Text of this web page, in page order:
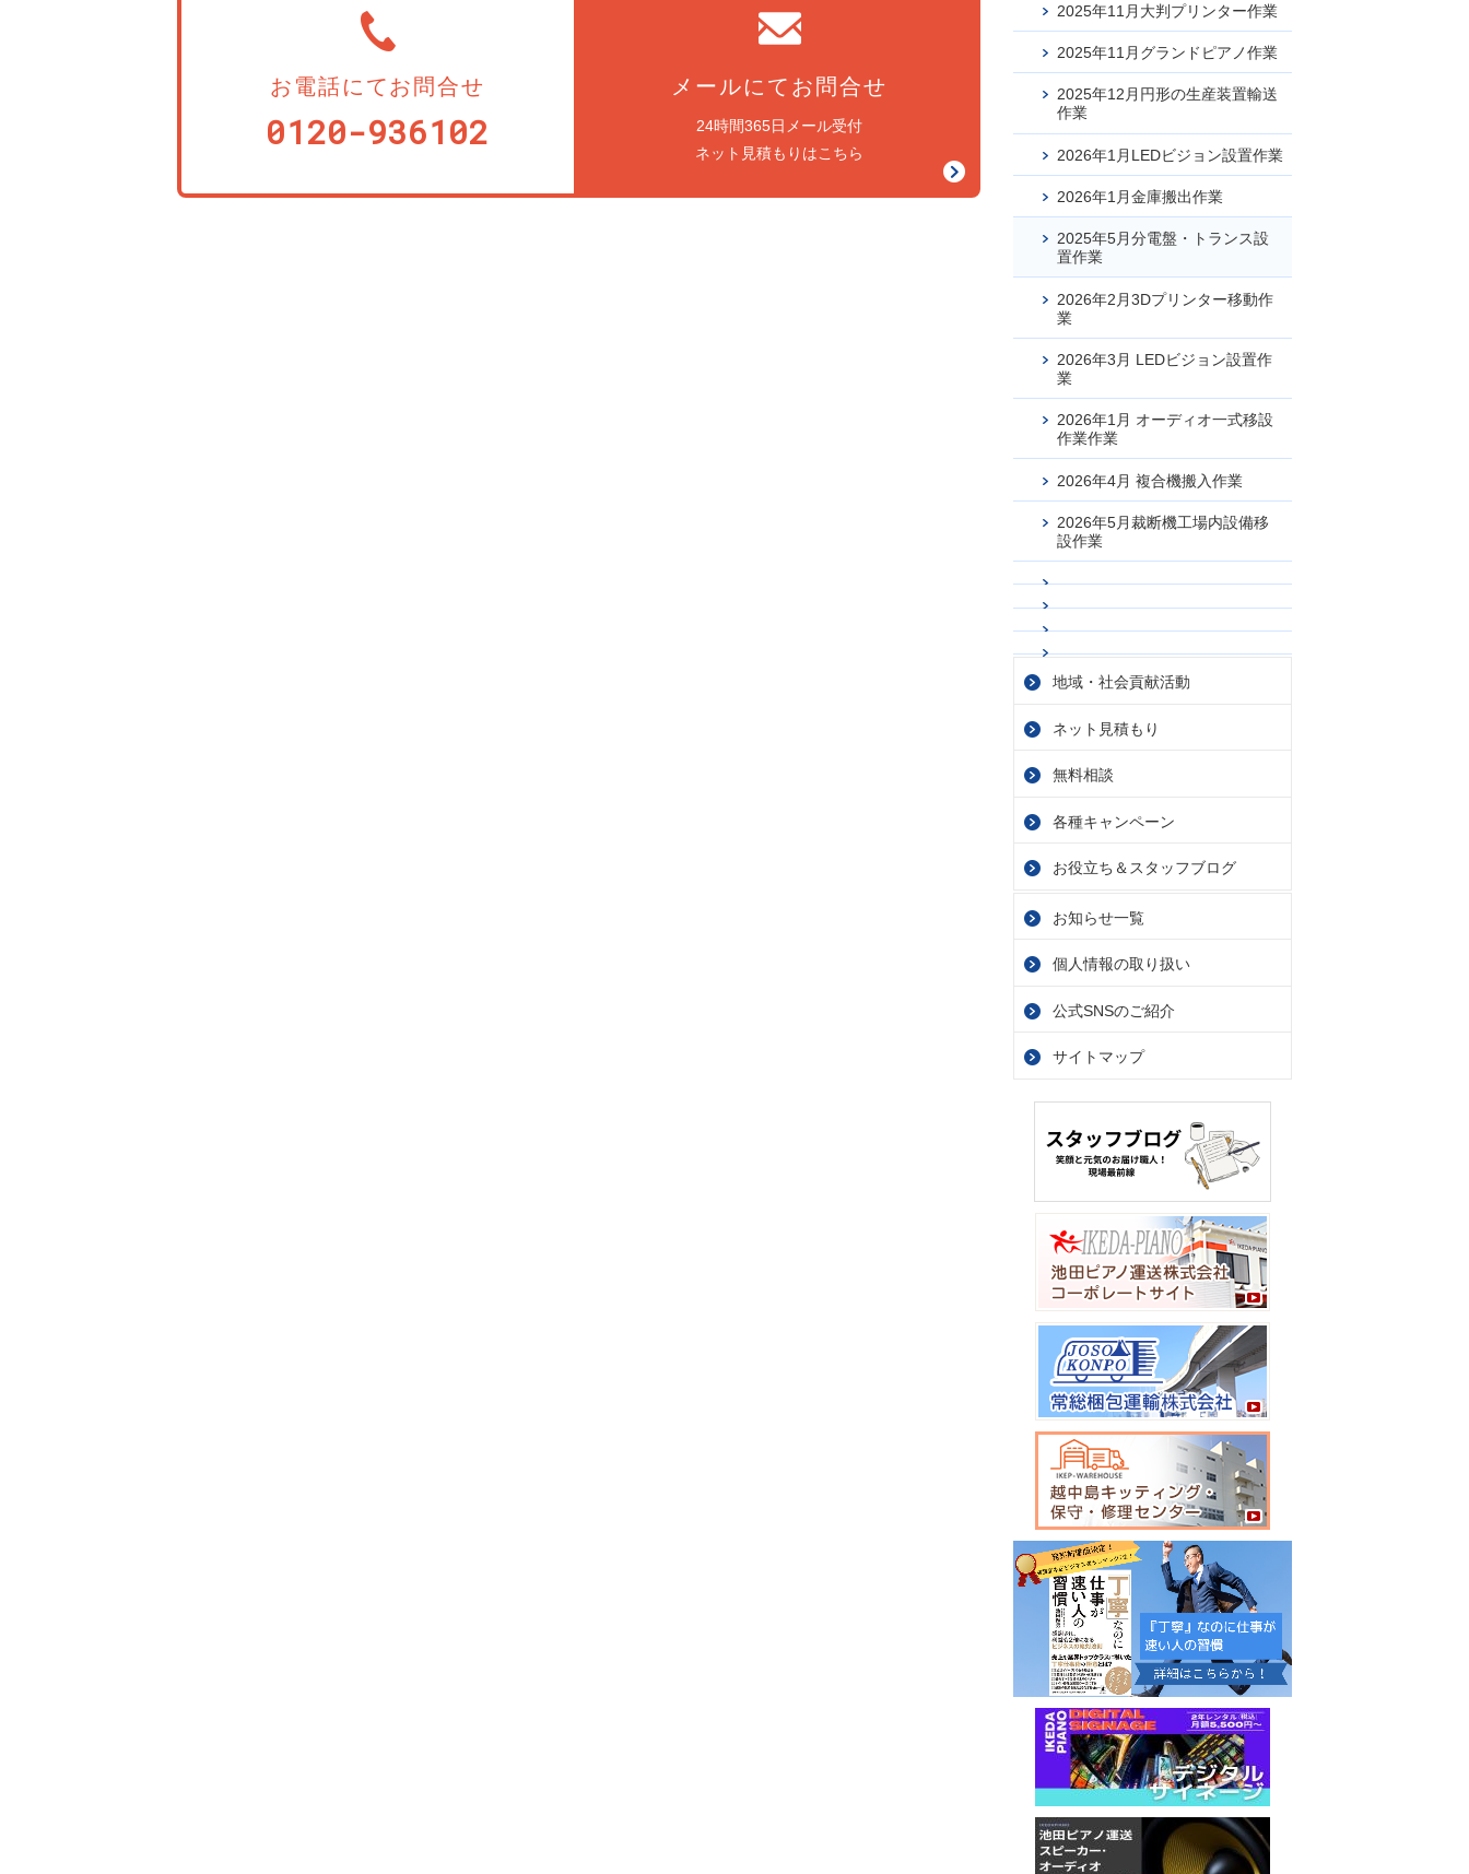
お電話にてお問合せ
0120-936102
メールにてお問合せ
24時間365日メール受付
ネット見積もりはこちら
2025年11月大判プリンター作業
2025年11月グランドピアノ作業
2025年12月円形の生産装置輸送
作業
2026年1月LEDビジョン設置作業
2026年1月金庫搬出作業
2025年5月分電盤・トランス設
置作業
2026年2月3Dプリンター移動作
業
2026年3月 LEDビジョン設置作
業
2026年1月 オーディオ一式移設
作業作業
2026年4月 複合機搬入作業
2026年5月裁断機工場内設備移
設作業
地域・社会貢献活動
ネット見積もり
無料相談
各種キャンペーン
お役立ち＆スタッフブログ
お知らせ一覧
個人情報の取り扱い
公式SNSのご紹介
サイトマップ